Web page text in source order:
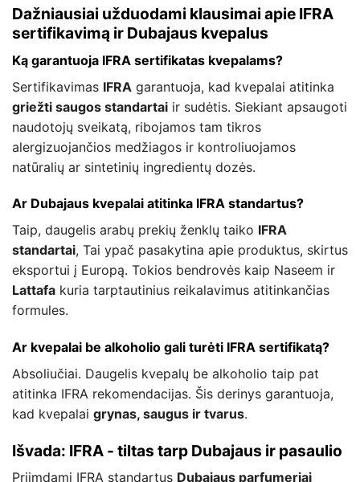
Dažniausiai užduodami klausimai apie IFRA
sertifikavimą ir Dubajaus kvepalus
Ką garantuoja IFRA sertifikatas kvepalams?
Sertifikavimas IFRA garantuoja, kad kvepalai atitinka
griežti saugos standartai ir sudėtis. Siekiant apsaugoti
naudotojų sveikatą, ribojamos tam tikros
alergizuojančios medžiagos ir kontroliuojamos
natūralių ar sintetinių ingredientų dozės.
Ar Dubajaus kvepalai atitinka IFRA standartus?
Taip, daugelis arabų prekių ženklų taiko IFRA
standartai, Tai ypač pasakytina apie produktus, skirtus
eksportui į Europą. Tokios bendrovės kaip Naseem ir
Lattafa kuria tarptautinius reikalavimus atitinkančias
formules.
Ar kvepalai be alkoholio gali turėti IFRA sertifikatą?
Absoliučiai. Daugelis kvepalų be alkoholio taip pat
atitinka IFRA rekomendacijas. Šis derinys garantuoja,
kad kvepalai grynas, saugus ir tvarus.
Išvada: IFRA - tiltas tarp Dubajaus ir pasaulio
Priimdami IFRA standartus Dubajaus parfumeriai